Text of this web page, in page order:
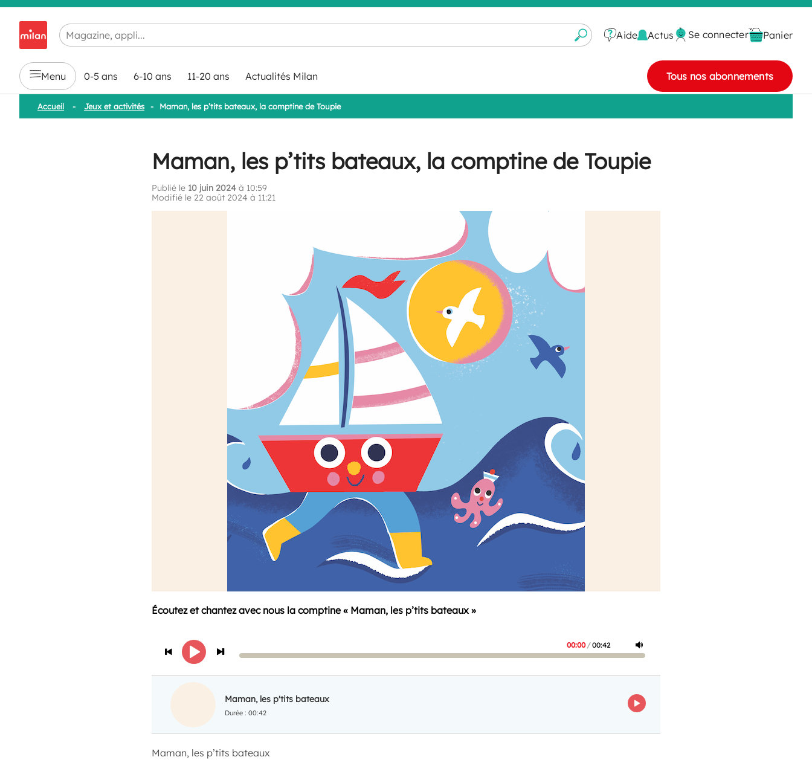
Chargement en cours...
Aide Actus Se connecter Panier
Menu 0-5 ans 6-10 ans 11-20 ans Actualités Milan Tous nos abonnements
Accueil - Jeux et activités - Maman, les p’tits bateaux, la comptine de Toupie
Maman, les p’tits bateaux, la comptine de Toupie
Publié le 10 juin 2024 à 10:59
Modifié le 22 août 2024 à 11:21
Écoutez et chantez avec nous la comptine« Maman, les p’tits bateaux »
00:00 /00:42
Maman, les p'tits bateaux
00:42
ECOUTER
Maman, les p’tits bateaux